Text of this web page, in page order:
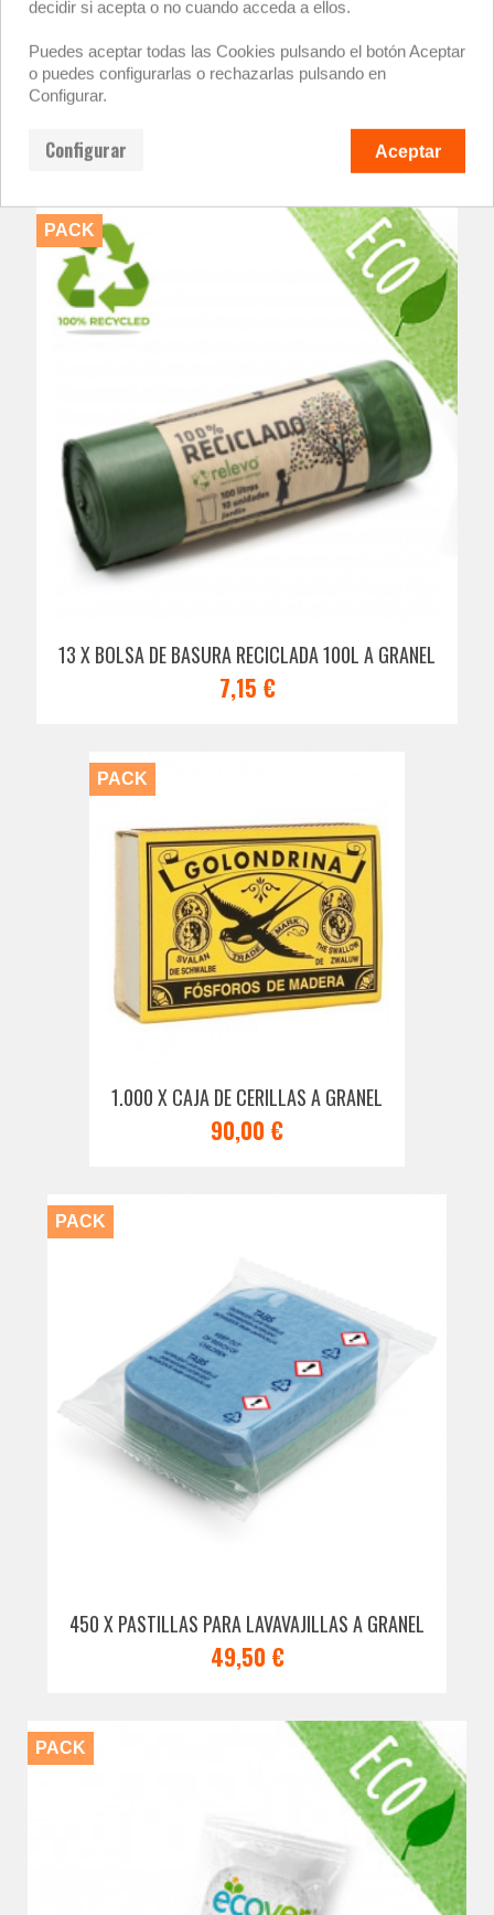
20 X BOLSA DE BASURA 50 L A GRANEL
13 X BOLSA DE BASURA RECICLADA 100L A GRANEL
7,15 €
PACK
1.000 X CAJA DE CERILLAS A GRANEL
90,00 €
PACK
450 X PASTILLAS PARA LAVAVAJILLAS A GRANEL
49,50 €
PACK
PACK
decidir si acepta o no cuando acceda a ellos.
Puedes aceptar todas las Cookies pulsando el botón Aceptar
o puedes configurarlas o rechazarlas pulsando en
Configurar.
Aceptar
Configurar